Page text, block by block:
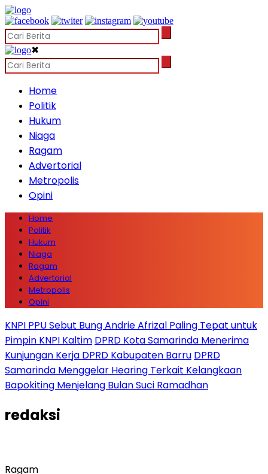
✖
Home
Politik
Hukum
Niaga
Ragam
Advertorial
Metropolis
Opini
Home
Politik
Hukum
Niaga
Ragam
Advertorial
Metropolis
Opini
KNPI PPU Sebut Bung Andrie Afrizal Paling Tepat untuk
Pimpin KNPI Kaltim DPRD Kota Samarinda Menerima
Kunjungan Kerja DPRD Kabupaten Barru DPRD
Samarinda Menggelar Hearing Terkait Kelangkaan
Bapokiting Menjelang Bulan Suci Ramadhan
redaksi
Ragam